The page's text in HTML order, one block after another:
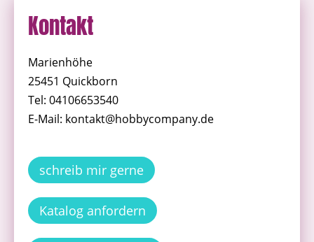
Kontakt
Marienhöhe
25451 Quickborn
Tel: 04106653540
E-Mail: kontakt@hobbycompany.de
schreib mir gerne
Katalog anfordern